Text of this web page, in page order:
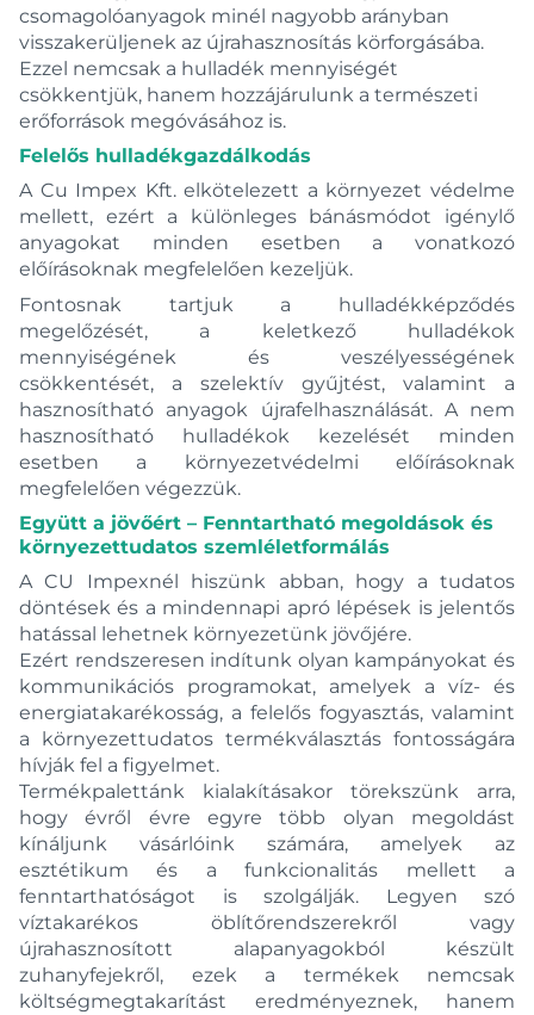
csomagolóanyagok minél nagyobb arányban
visszakerüljenek az újrahasznosítás körforgásába.
Ezzel nemcsak a hulladék mennyiségét
csökkentjük, hanem hozzájárulunk a természeti
erőforrások megóvásához is.
Felelős hulladékgazdálkodás
A Cu Impex Kft. elkötelezett a környezet védelme
mellett, ezért a különleges bánásmódot igénylő
anyagokat minden esetben a vonatkozó
előírásoknak megfelelően kezeljük.
Fontosnak tartjuk a hulladékképződés
megelőzését, a keletkező hulladékok
mennyiségének és veszélyességének
csökkentését, a szelektív gyűjtést, valamint a
hasznosítható anyagok újrafelhasználását. A nem
hasznosítható hulladékok kezelését minden
esetben a környezetvédelmi előírásoknak
megfelelően végezzük.
Együtt a jövőért – Fenntartható megoldások és
környezettudatos szemléletformálás
A CU Impexnél hiszünk abban, hogy a tudatos
döntések és a mindennapi apró lépések is jelentős
hatással lehetnek környezetünk jövőjére.
Ezért rendszeresen indítunk olyan kampányokat és
kommunikációs programokat, amelyek a víz- és
energiatakarékosság, a felelős fogyasztás, valamint
a környezettudatos termékválasztás fontosságára
hívják fel a figyelmet.
Termékpalettánk kialakításakor törekszünk arra,
hogy évről évre egyre több olyan megoldást
kínáljunk vásárlóink számára, amelyek az
esztétikum és a funkcionalitás mellett a
fenntarthatóságot is szolgálják. Legyen szó
víztakarékos öblítőrendszerekről vagy
újrahasznosított alapanyagokból készült
zuhanyfejekről, ezek a termékek nemcsak
költségmegtakarítást eredményeznek, hanem